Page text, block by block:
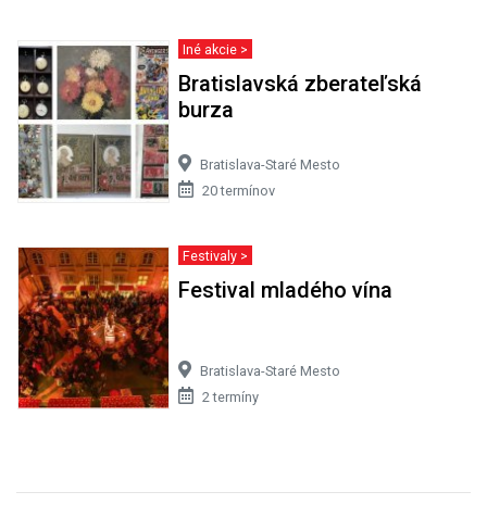
Iné akcie >
Bratislavská zberateľská
burza
Bratislava-Staré Mesto
20 termínov
Festivaly >
Festival mladého vína
Bratislava-Staré Mesto
2 termíny